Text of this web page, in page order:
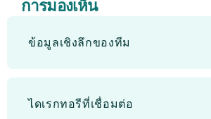
การมองเห็น
ข้อมูลเชิงลึกของทีม
ไดเรกทอรีที่เชื่อมต่อ